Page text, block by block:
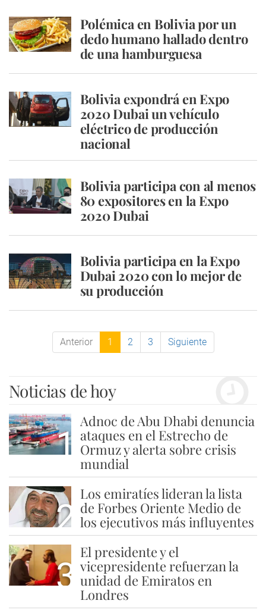
Polémica en Bolivia por un
dedo humano hallado dentro
de una hamburguesa
Bolivia expondrá en Expo
2020 Dubai un vehículo
eléctrico de producción
nacional
Bolivia participa con al menos
80 expositores en la Expo
2020 Dubai
Bolivia participa en la Expo
Dubai 2020 con lo mejor de
su producción
Anterior 1 2 3 Siguiente
Noticias de hoy
1
Adnoc de Abu Dhabi denuncia
ataques en el Estrecho de
Ormuz y alerta sobre crisis
mundial
2
Los emiratíes lideran la lista
de Forbes Oriente Medio de
los ejecutivos más influyentes
3
El presidente y el
vicepresidente refuerzan la
unidad de Emiratos en
Londres